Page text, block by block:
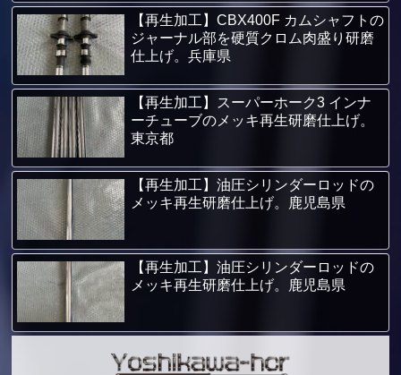
【再生加工】CBX400F カムシャフトの
ジャーナル部を硬質クロム肉盛り研磨
仕上げ。兵庫県
【再生加工】スーパーホーク3 インナ
ーチューブのメッキ再生研磨仕上げ。
東京都
【再生加工】油圧シリンダーロッドの
メッキ再生研磨仕上げ。鹿児島県
【再生加工】油圧シリンダーロッドの
メッキ再生研磨仕上げ。鹿児島県